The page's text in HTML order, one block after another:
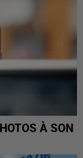
À SON